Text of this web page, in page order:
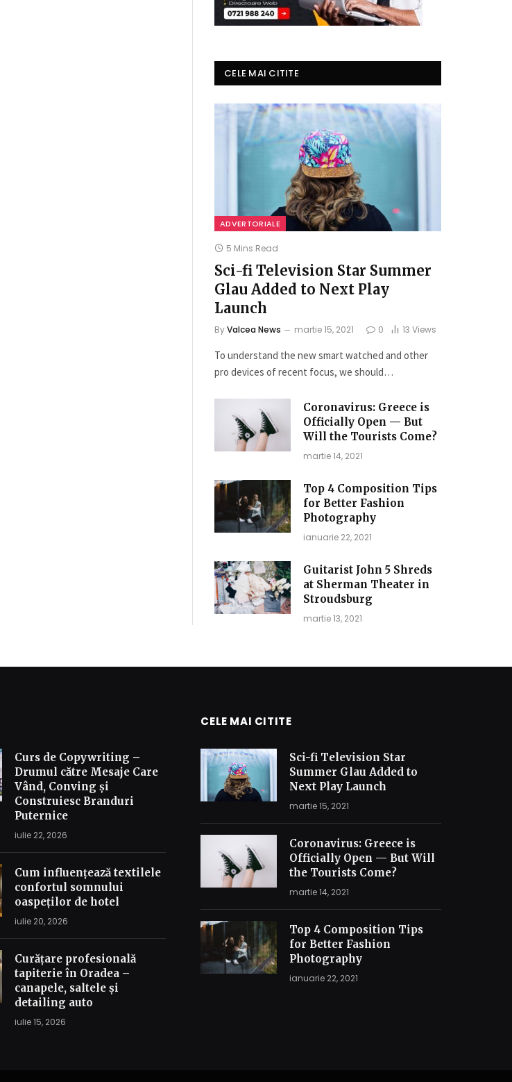
CELE MAI CITITE
ADVERTORIALE
5 Mins Read
Sci-fi Television Star Summer
Glau Added to Next Play
Launch
ByValcea News martie 15, 2021 0 13 Views
To understand the new smart watched and other
pro devices of recent focus, we should…
Coronavirus: Greece is
Officially Open — But
Will the Tourists Come?
martie 14, 2021
Top 4 Composition Tips
for Better Fashion
Photography
ianuarie 22, 2021
Guitarist John 5 Shreds
at Sherman Theater in
Stroudsburg
martie 13, 2021
Curs de Copywriting –
Drumul către Mesaje Care
Vând, Conving și
Construiesc Branduri
Puternice
iulie 22, 2026
Cum influențează textilele
confortul somnului
oaspeților de hotel
iulie 20, 2026
Curățare profesională
tapiterie în Oradea –
canapele, saltele și
detailing auto
iulie 15, 2026
CELE MAI CITITE
Sci-fi Television Star
Summer Glau Added to
Next Play Launch
martie 15, 2021
Coronavirus: Greece is
Officially Open — But Will
the Tourists Come?
martie 14, 2021
Top 4 Composition Tips
for Better Fashion
Photography
ianuarie 22, 2021